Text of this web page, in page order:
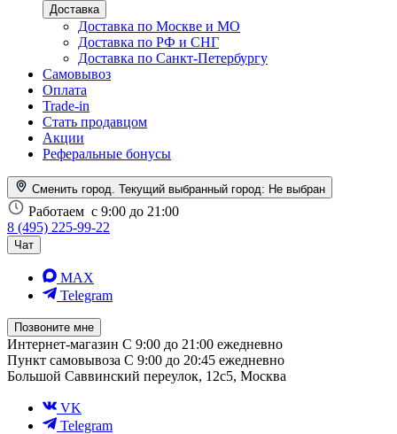
Доставка
Доставка по Москве и МО
Доставка по РФ и СНГ
Доставка по Санкт-Петербургу
Самовывоз
Оплата
Trade-in
Стать продавцом
Акции
Реферальные бонусы
Сменить город. Текущий выбранный город: Не выбран
Работаем с 9:00 до 21:00
8 (495) 225-99-22
Чат
MAX
Telegram
Позвоните мне
Интернет-магазин С 9:00 до 21:00 ежедневно
Пункт самовывоза С 9:00 до 20:45 ежедневно
Большой Саввинский переулок, 12с5, Москва
VK
Telegram